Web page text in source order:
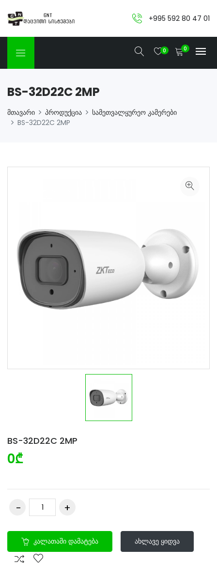
+995 592 80 47 01
0 0
BS-32D22C 2MP
მთავარი პროდუქცია
სამეთვალყურეო კამერები
BS-32D22C 2MP
BS-32D22C 2MP
0₾
Კალათაში Დამატება Ახლავე Ყიდვა